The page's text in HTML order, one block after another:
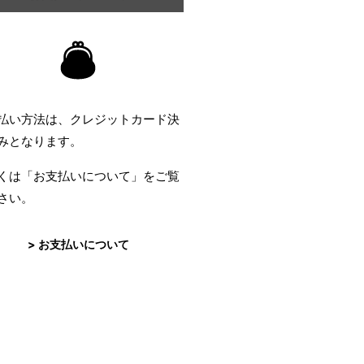
い方法は、クレジットカード決
となります。
は「お支払いについて」をご覧
い。
> お支払いについて